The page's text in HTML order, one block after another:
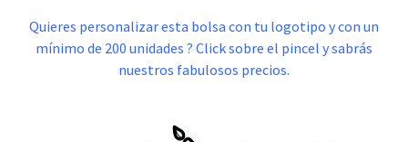
Quieres personalizar esta bolsa con tu logotipo y con un
mínimo de 200 unidades ? Click sobre el pincel y sabrás
nuestros fabulosos precios.